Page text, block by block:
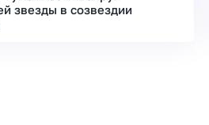
звезды в созвездии